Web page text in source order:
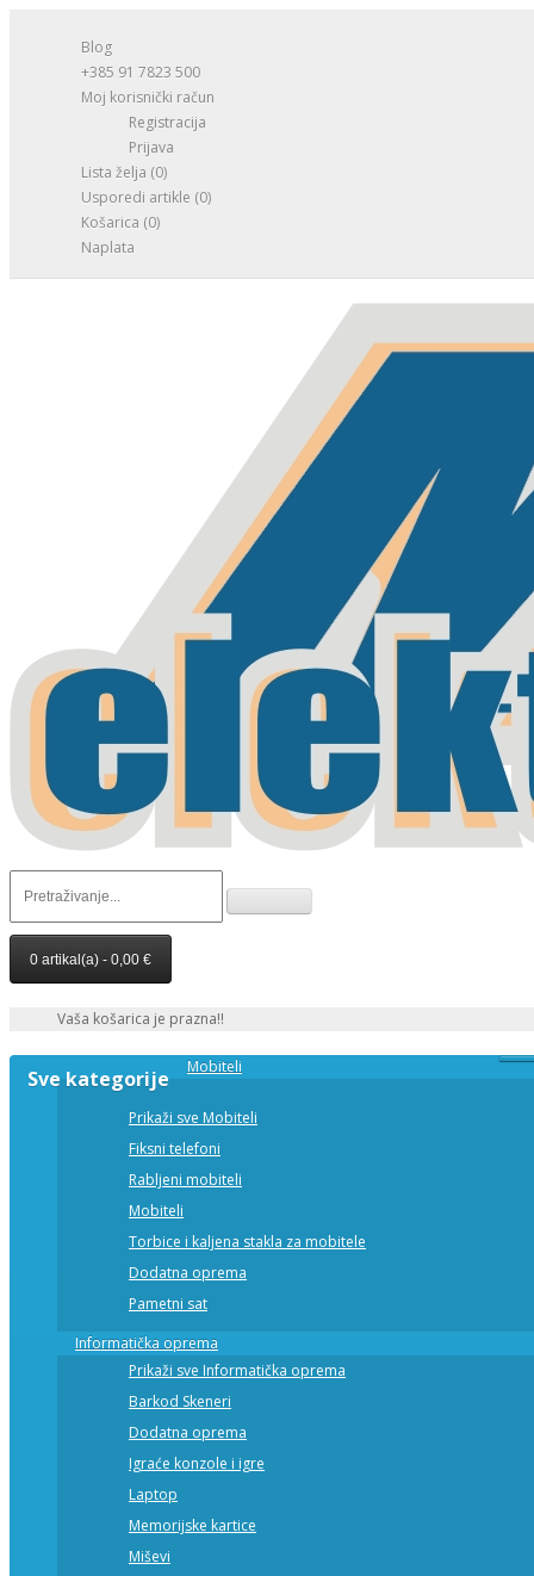
Blog
+385 91 7823 500
Moj korisnički račun
Registracija
Prijava
Lista želja (0)
Usporedi artikle (0)
Košarica (0)
Naplata
0 artikal(a) - 0,00 €
Vaša košarica je prazna!!
Sve kategorije Mobiteli
Prikaži sve Mobiteli
Fiksni telefoni
Rabljeni mobiteli
Mobiteli
Torbice i kaljena stakla za mobitele
Dodatna oprema
Pametni sat
Informatička oprema
Prikaži sve Informatička oprema
Barkod Skeneri
Dodatna oprema
Igraće konzole i igre
Laptop
Memorijske kartice
Miševi